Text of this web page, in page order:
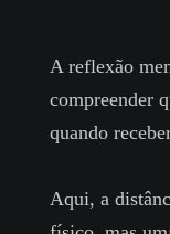
A reflexão
compreender
quando
Aqui, a